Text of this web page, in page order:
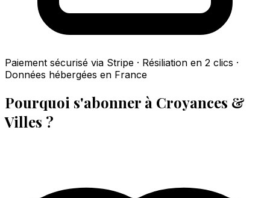
Paiement sécurisé via Stripe · Résiliation en 2 clics ·
Données hébergées en France
Pourquoi s'abonner à Croyances &
Villes ?